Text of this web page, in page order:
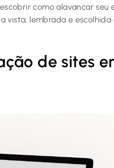
como alavancar seu
vista, lembrada e escolhida
de sites